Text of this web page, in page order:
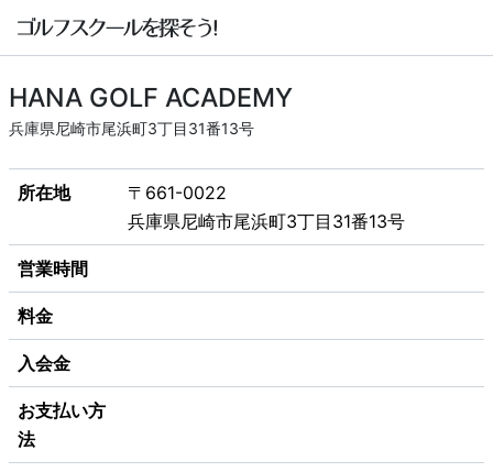
HANA GOLF ACADEMY
兵庫県尼崎市尾浜町3丁目31番13号
所在地
〒661-0022
兵庫県尼崎市尾浜町3丁目31番13号
営業時間
料金
入会金
お支払い方
法